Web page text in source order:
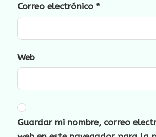
Correo electrónico *
Web
Guardar mi nombre, correo